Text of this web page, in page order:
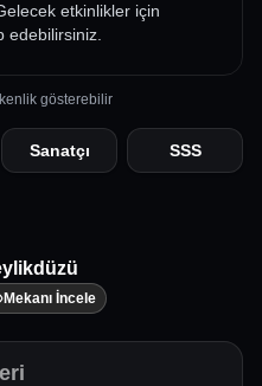
etkinlikler için
edebilirsiniz.
gösterebilir
Sanatçı SSS
Mekanı İncele